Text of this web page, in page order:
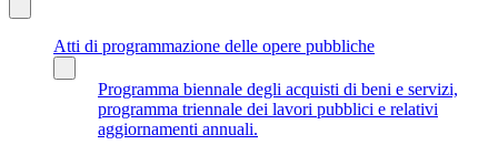
Atti di programmazione delle opere pubbliche
Programma biennale degli acquisti di beni e servizi,
programma triennale dei lavori pubblici e relativi
aggiornamenti annuali.